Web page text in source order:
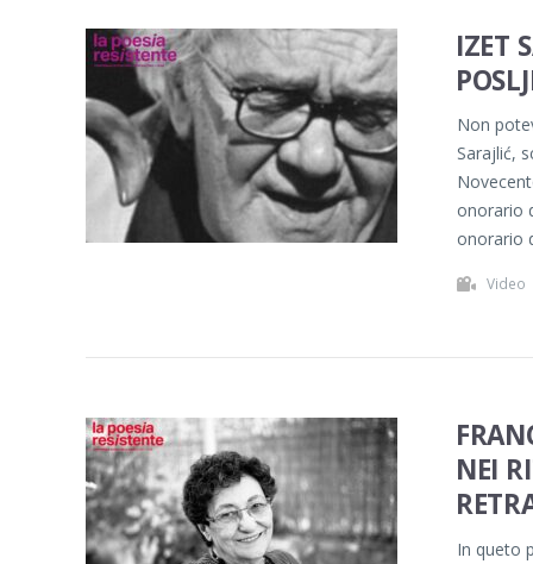
IZET
Non
Sarajlić,
onorario
onorario
Video
NEI
In queto